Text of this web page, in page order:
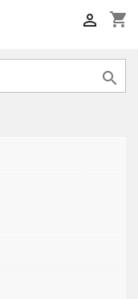
shopping_cart

